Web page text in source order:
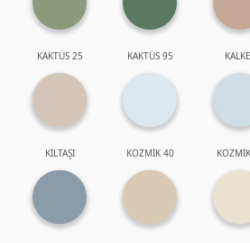
KAKTÜS 25 KAKTÜS 95
KİLTAŞI KOZMİK 40